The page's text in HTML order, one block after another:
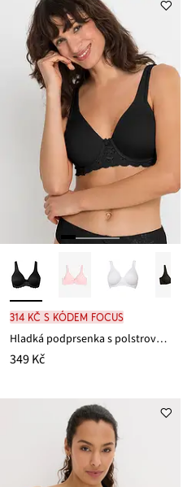
314 Kč s kódem FOCUS
Hladká podprsenka s polstrovanými ramínky
349 Kč